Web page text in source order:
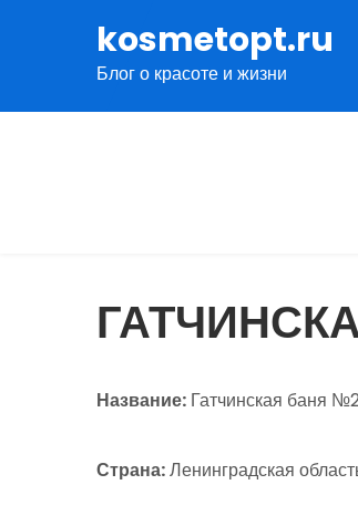
содержимому
kosmetopt.ru
Блог о красоте и жизни
Название: Гатчинская баня
Страна:Ленинградская